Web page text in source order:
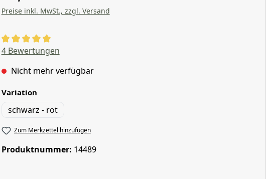
Preise inkl. MwSt., zzgl. Versand
Durchschnittliche Bewertung von 5 von 5 Sternen
4 Bewertungen
Nicht mehr verfügbar
Variationauswählen
schwarz - rot
Zum Merkzettel hinzufügen
Produktnummer: 14489